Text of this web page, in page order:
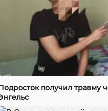
получил травму